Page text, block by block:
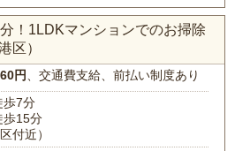
！1LDKマンションでのお掃除
区）
円、交通費支給、前払い制度あり
歩7分
歩15分
付近）